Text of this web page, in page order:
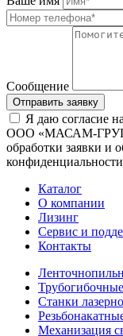
Сообщение
Отправить заявку
Я даю согласие
ООО «МАСАМ-
обработки заявки и
Каталог
О компании
Лизинг
Сервис и
Контакты
Станки
Механизация